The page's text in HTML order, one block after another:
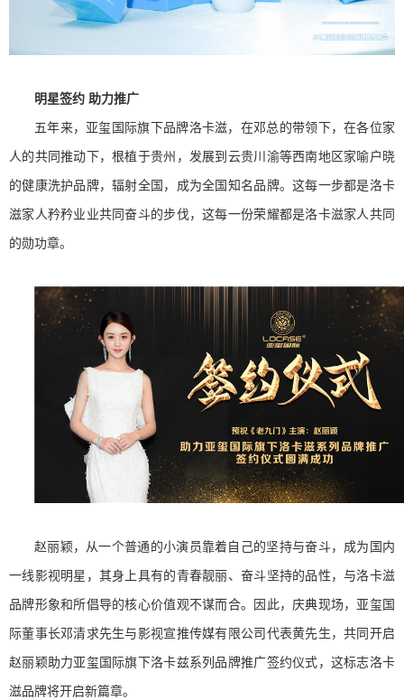
明星签约 助力推广
五年来，亚玺国际旗下品牌洛卡滋，在邓总的带领下，在各位家
人的共同推动下，根植于贵州，发展到云贵川渝等西南地区家喻户晓
的健康洗护品牌，辐射全国，成为全国知名品牌。这每一步都是洛卡
滋家人矜矜业业共同奋斗的步伐，这每一份荣耀都是洛卡滋家人共同
的勋功章。
赵丽颖，从一个普通的小演员靠着自己的坚持与奋斗，成为国内
一线影视明星，其身上具有的青春靓丽、奋斗坚持的品性，与洛卡滋
品牌形象和所倡导的核心价值观不谋而合。因此，庆典现场，亚玺国
际董事长邓清求先生与影视宣推传媒有限公司代表黄先生，共同开启
赵丽颖助力亚玺国际旗下洛卡兹系列品牌推广签约仪式，这标志洛卡
滋品牌将开启新篇章。